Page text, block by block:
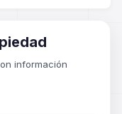
información